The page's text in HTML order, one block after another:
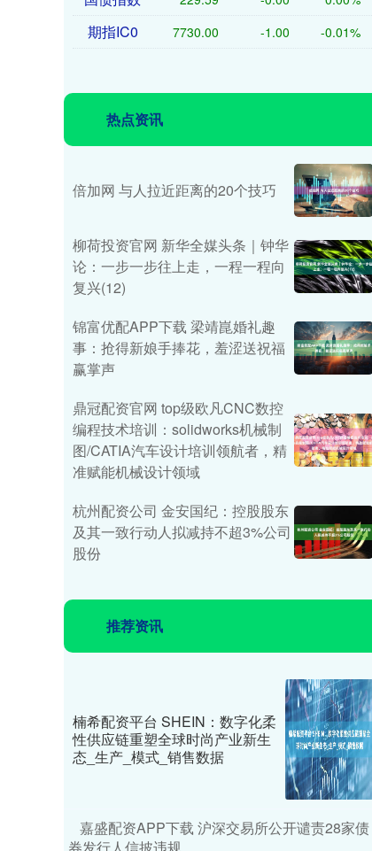
期指IC0 7730.00 -1.00 -0.01%
热点资讯
倍加网 与人拉近距离的20个技巧
柳荷投资官网 新华全媒头条｜钟华
论：一步一步往上走，一程一程向
复兴(12)
锦富优配APP下载 梁靖崑婚礼趣
事：抢得新娘手捧花，羞涩送祝福
赢掌声
鼎冠配资官网 top级欧凡CNC数控
编程技术培训：solidworks机械制
图/CATIA汽车设计培训领航者，精
准赋能机械设计领域
杭州配资公司 金安国纪：控股股东
及其一致行动人拟减持不超3%公司
股份
推荐资讯
楠希配资平台 SHEIN：数字化柔
性供应链重塑全球时尚产业新生
态_生产_模式_销售数据
嘉盛配资APP下载 沪深交易所公开谴责28家债